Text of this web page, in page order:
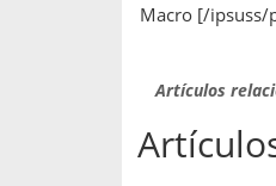
Macro [/ipsuss/
Artículos